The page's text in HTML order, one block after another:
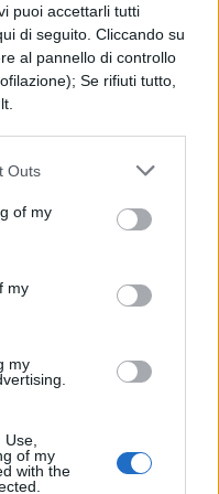
puoi accettarli tutti
di seguito. Cliccando su
al pannello di controllo
Se rifiuti tutto,
Outs
of my
my
my
of my
with the
Allagui
Cacciotti
Incanti
Fares
Elia Santini
Colosio